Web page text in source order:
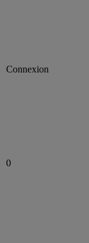
Connexion
0